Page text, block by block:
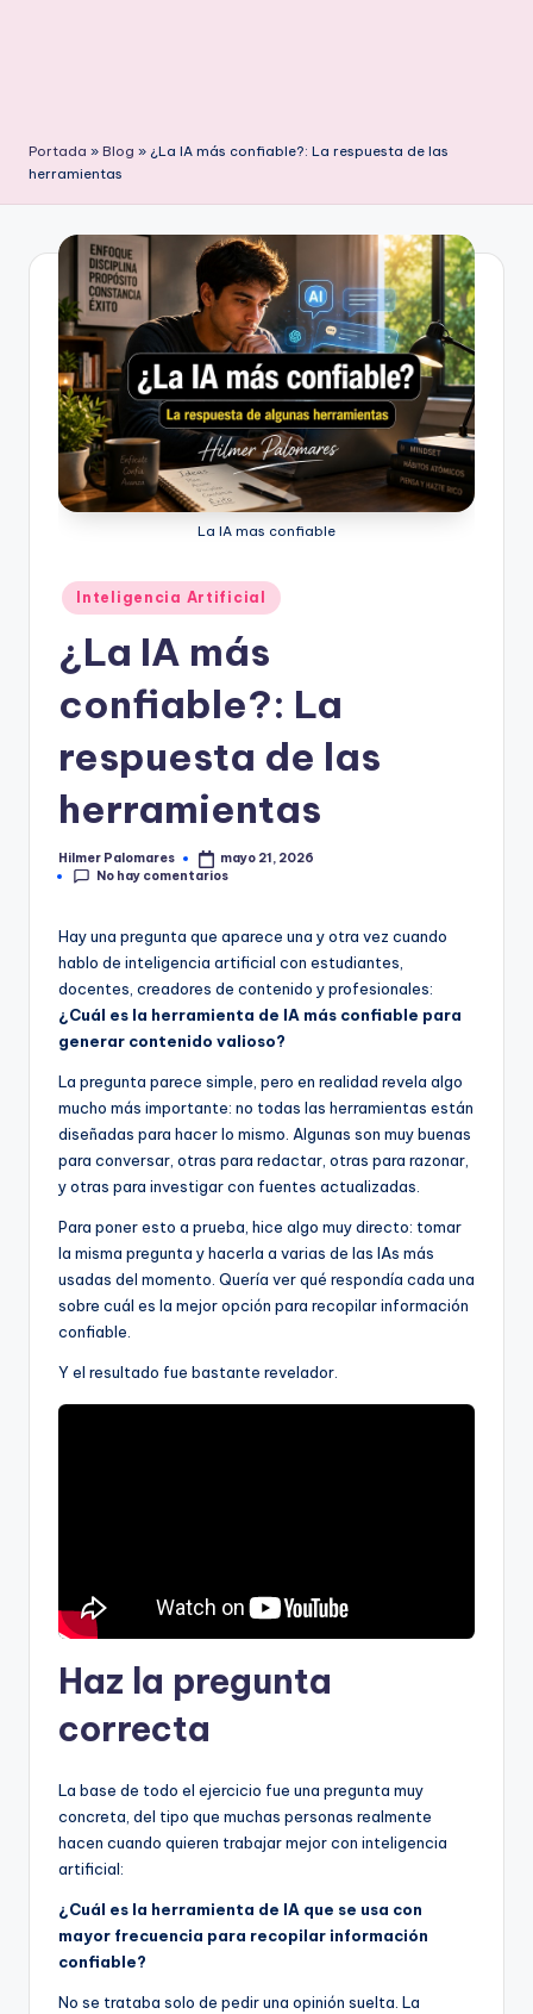
Portada » Blog » ¿La IA más confiable?: La respuesta de las
herramientas
La IA mas confiable
Publicado
en
Inteligencia Artificial
¿La IA más
confiable?: La
respuesta de las
herramientas
Publicado
por
Hilmer Palomares
mayo 21, 2026
No hay comentarios
Hay una pregunta que aparece una y otra vez cuando
hablo de inteligencia artificial con estudiantes,
docentes, creadores de contenido y profesionales:
¿Cuál es la herramienta de IA más confiable para
generar contenido valioso?
La pregunta parece simple, pero en realidad revela algo
mucho más importante: no todas las herramientas están
diseñadas para hacer lo mismo. Algunas son muy buenas
para conversar, otras para redactar, otras para razonar,
y otras para investigar con fuentes actualizadas.
Para poner esto a prueba, hice algo muy directo: tomar
la misma pregunta y hacerla a varias de las IAs más
usadas del momento. Quería ver qué respondía cada una
sobre cuál es la mejor opción para recopilar información
confiable.
Y el resultado fue bastante revelador.
Haz la pregunta
correcta
La base de todo el ejercicio fue una pregunta muy
concreta, del tipo que muchas personas realmente
hacen cuando quieren trabajar mejor con inteligencia
artificial:
¿Cuál es la herramienta de IA que se usa con
mayor frecuencia para recopilar información
confiable?
No se trataba solo de pedir una opinión suelta. La